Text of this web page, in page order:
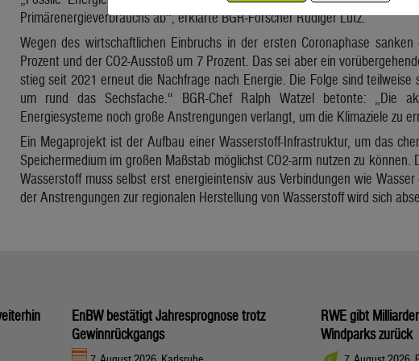
Primärenergieverbrauchs ab“, erklärte BGR-Forscher Rüdiger Lutz.
Wegen des wirtschaftlichen Einbruchs in der ersten Coronaphase
Prozent und der CO2-Ausstoß um 7 Prozent. Das sei aber ein
stieg seit 2021 erneut die Nachfrage nach Energie. Die Folge sind
um rund das Sechsfache.“ BGR-Chef Ralph Watzel betonte: „Die
Energiesysteme noch große Anstrengungen verlangt, um die Klimaziele zu
Ein Megaprojekt ist der Aufbau einer Wasserstoff-Infrastruktur, um das
Speichermedium im großen Maßstab möglichst CO2-arm nutzen zu
Wasserstoff muss selbst erst energieintensiv aus Verbindungen wie
der Anstrengungen zur regionalen Herstellung von Wasserstoff wird sich
EnBW bestätigt Jahresprognose trotz
Gewinnrückgangs
RWE gibt
Windparks zurück